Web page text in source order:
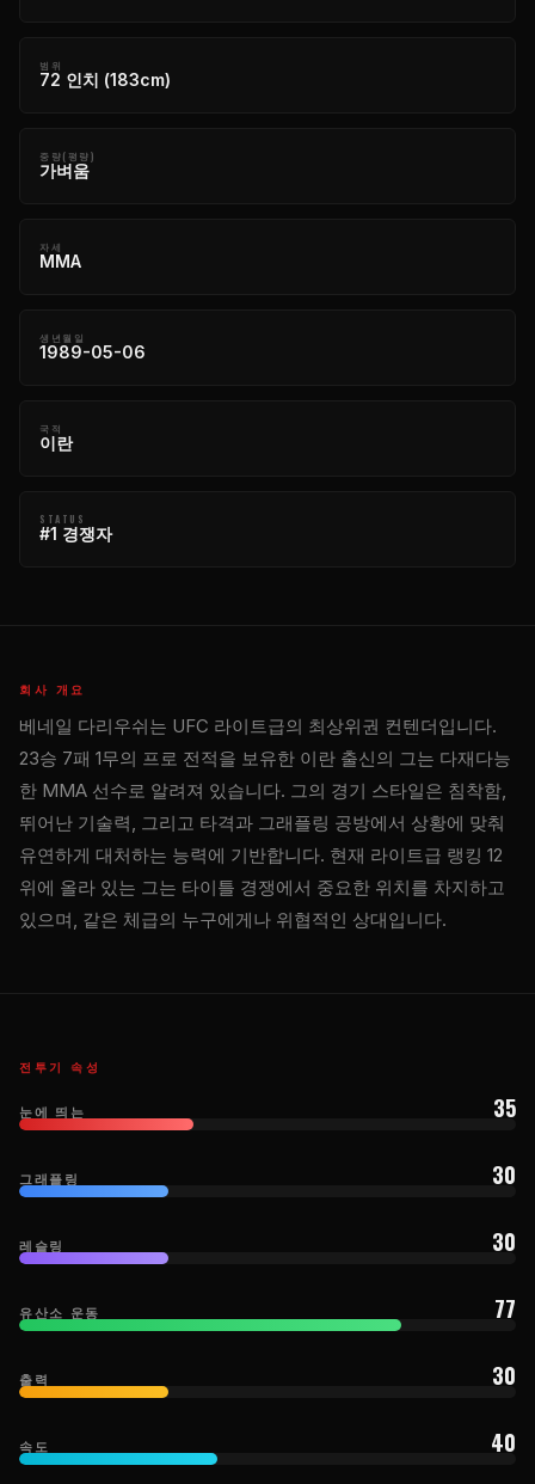
범위
72 인치 (183cm)
중량(평량)
가벼움
자세
MMA
생년월일
1989-05-06
국적
이란
STATUS
#1 경쟁자
회사 개요
베네일 다리우쉬는 UFC 라이트급의 최상위권 컨텐더입니다.
23승 7패 1무의 프로 전적을 보유한 이란 출신의 그는 다재다능
한 MMA 선수로 알려져 있습니다. 그의 경기 스타일은 침착함,
뛰어난 기술력, 그리고 타격과 그래플링 공방에서 상황에 맞춰
유연하게 대처하는 능력에 기반합니다. 현재 라이트급 랭킹 12
위에 올라 있는 그는 타이틀 경쟁에서 중요한 위치를 차지하고
있으며, 같은 체급의 누구에게나 위협적인 상대입니다.
전투기 속성
눈에 띄는 35
그래플링 30
레슬링 30
유산소 운동 77
출력 30
속도 40